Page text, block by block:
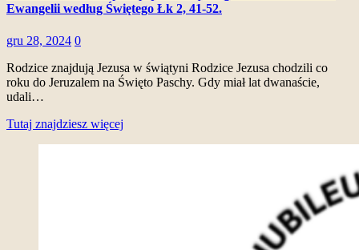
Ewangelii według Świętego Łk 2, 41-52.
gru 28, 2024 0
Rodzice znajdują Jezusa w świątyni Rodzice Jezusa chodzili co
roku do Jeruzalem na Święto Paschy. Gdy miał lat dwanaście,
udali…
Tutaj znajdziesz więcej